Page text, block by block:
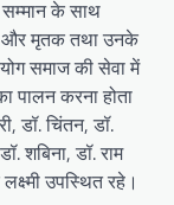
सम्मान के साथ
और मृतक तथा उनके
समाज की सेवा में
पालन करना होता
डॉ. चिंतन, डॉ.
शबिना, डॉ. राम
उपस्थित रहे।